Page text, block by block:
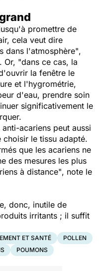
promettre de
cela veut dire
dans l'atmosphère",
Or, "dans ce cas, la
la fenêtre le
et l'hygrométrie,
d'eau, prendre soin
significativement le
acariens peut aussi
le tissu adapté.
que les acariens ne
des mesures les plus
à distance", note le
donc, inutile de
irritants ; il suffit
ET SANTÉ
POLLEN
POUMONS